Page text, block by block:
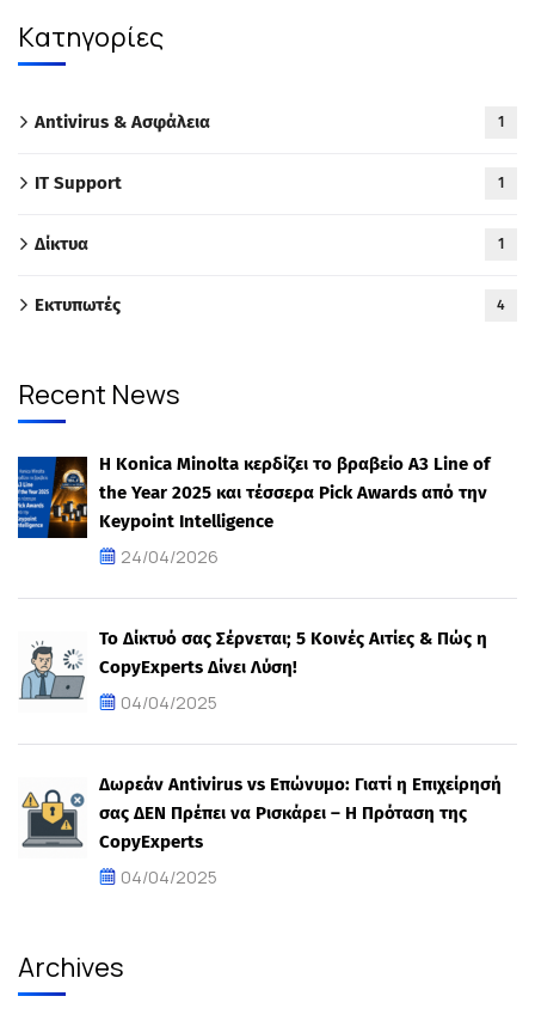
Kατηγορίες
Antivirus & Ασφάλεια 1
IT Support 1
Δίκτυα 1
Εκτυπωτές 4
Recent News
Η Konica Minolta κερδίζει το βραβείο A3 Line of
the Year 2025 και τέσσερα Pick Awards από την
Keypoint Intelligence
24/04/2026
Το Δίκτυό σας Σέρνεται; 5 Κοινές Αιτίες & Πώς η
CopyExperts Δίνει Λύση!
04/04/2025
Δωρεάν Antivirus vs Επώνυμο: Γιατί η Επιχείρησή
σας ΔΕΝ Πρέπει να Ρισκάρει – Η Πρόταση της
CopyExperts
04/04/2025
Archives